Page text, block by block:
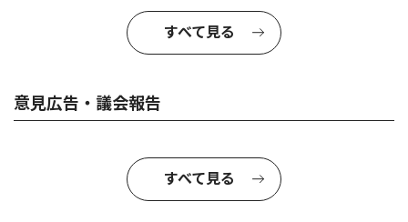
すべて見る
意見広告・議会報告
すべて見る